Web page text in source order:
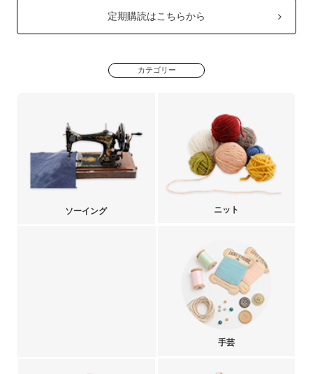
定期購読はこちらから
カテゴリー
ソーイング ニット
手芸